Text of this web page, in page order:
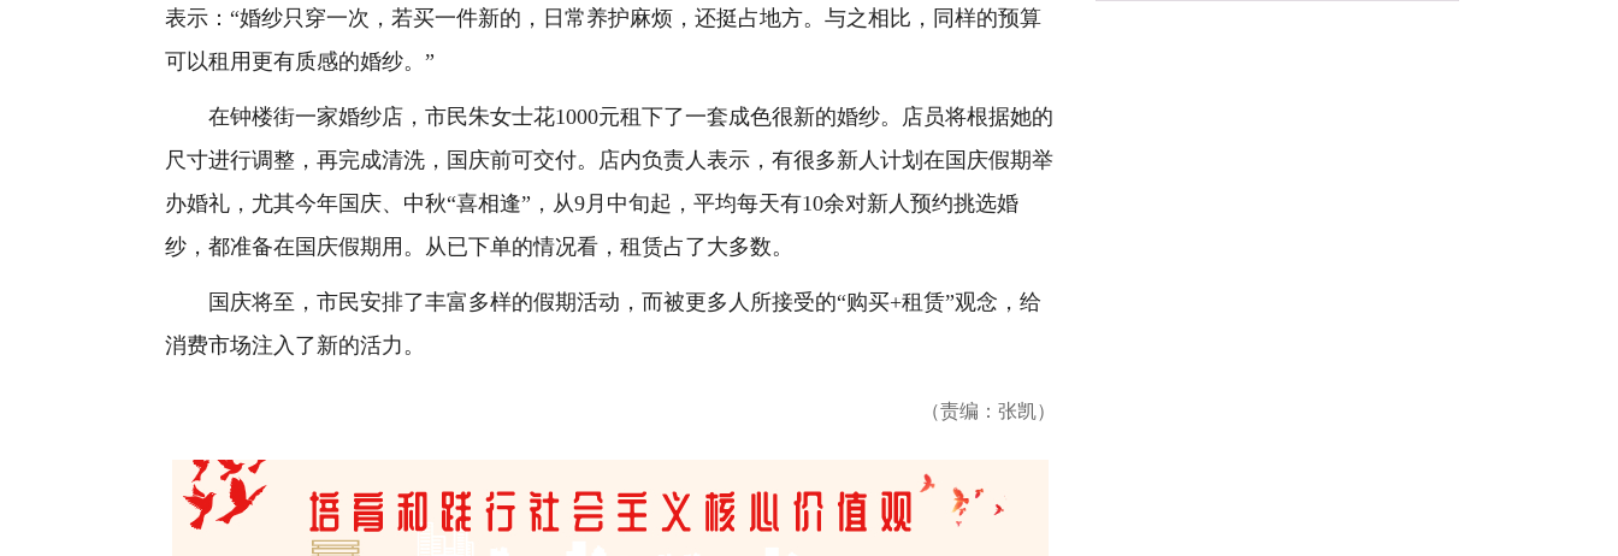
表示：“婚纱只穿一次，若买一件新的，日常养护麻烦，还挺占地方。与之相比，同样的预算
可以租用更有质感的婚纱。”
在钟楼街一家婚纱店，市民朱女士花1000元租下了一套成色很新的婚纱。店员将根据她的
尺寸进行调整，再完成清洗，国庆前可交付。店内负责人表示，有很多新人计划在国庆假期举
办婚礼，尤其今年国庆、中秋“喜相逢”，从9月中旬起，平均每天有10余对新人预约挑选婚
纱，都准备在国庆假期用。从已下单的情况看，租赁占了大多数。
国庆将至，市民安排了丰富多样的假期活动，而被更多人所接受的“购买+租赁”观念，给
消费市场注入了新的活力。
（责编：张凯）